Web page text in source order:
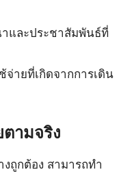
และประชาสัมพันธ์ที่
จ่ายที่เกิดจากการเดิน
ามจริง
ถูกต้อง สามารถทำ